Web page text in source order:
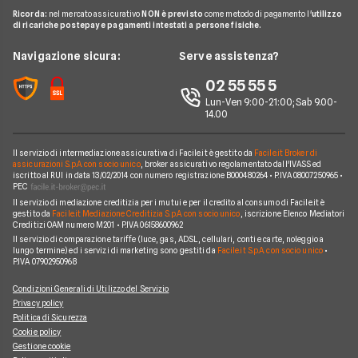
News
Redazione
Ufficio Stampa
Servizio Clienti
Reclami
Mappa del sito
Facile.it Corporate
Facile.it Club
Lavora in Facile.it We're hiring!
Noleggio lungo termine auto elettriche
Noleggio lungo termine veicoli commerciali
Citroen
Jeep
Cupra
Scoprile tutte
FIAT TOPOLINO
LEAPMOTOR B10 reev
AUDI SQ8
FORD Tourneo Courier
BMW Serie 3 SW
AUDI A3 Sportback
MINI Cooper
Scoprile tutte le offerte
Glossario
Arval
Ayvens
UnipolRental
Tutte le compagnie
Ricorda: nel mercato assicurativo NON è previsto come metodo di pagamento l'utilizzo
di ricariche postepay e pagamenti intestati a persone fisiche.
Navigazione sicura: Serve assistenza?
02 55 55 5
Lun-Ven 9:00-21:00; Sab 9.00-
14.00
Il servizio di intermediazione assicurativa di Facile.it è gestito da Facile.it Broker di
assicurazioni S.p.A. con socio unico, broker assicurativo regolamentato dall'IVASS ed
iscritto al RUI in data 13/02/2014 con numero registrazione B000480264 • P.IVA 08007250965 •
PEC
Il servizio di mediazione creditizia per i mutui e per il credito al consumo di Facile.it è
gestito da Facile.it Mediazione Creditizia S.p.A. con socio unico , iscrizione Elenco Mediatori
Creditizi OAM numero M201 • P.IVA 06158600962
Il servizio di comparazione tariffe (luce, gas, ADSL, cellulari, conti e carte, noleggio a
lungo termine) ed i servizi di marketing sono gestiti da Facile.it S.p.A. con socio unico•
P.IVA 07902950968
Condizioni Generali di Utilizzo del Servizio
Privacy policy
Politica di Sicurezza
Cookie policy
Gestione cookie